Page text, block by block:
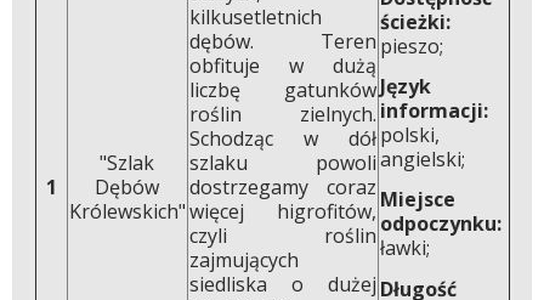
1
"Szlak
Dębów
Królewskich"
kilkusetletnich
dębów. Teren
obfituje w dużą
liczbę gatunków
roślin zielnych.
Schodząc w dół
szlaku powoli
dostrzegamy coraz
więcej higrofitów,
czyli roślin
zajmujących
siedliska o dużej
ścieżki:
pieszo;
Język
informacji:
polski,
angielski;
Miejsce
odpoczynku:
ławki;
Długość